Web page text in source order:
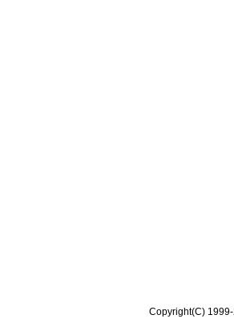
Copyright(C)